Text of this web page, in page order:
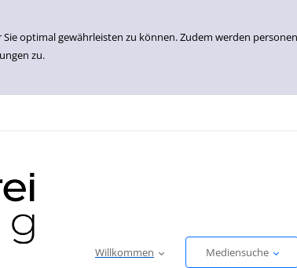
optimal gewährleisten zu können. Zudem werden
zu.
Willkommen Mediensuche